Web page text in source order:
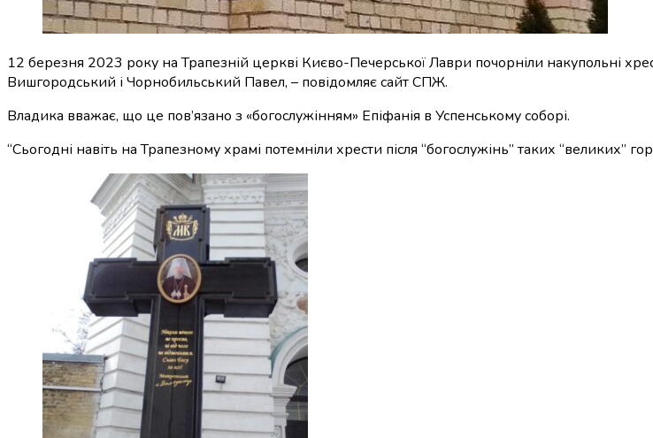
12 березня 2023 року на Трапезній церкві Києво-Печерської Лаври почорніли накупольні
Вишгородський і Чорнобильський Павел, – повідомляє сайт СПЖ.
Владика вважає, що це пов’язано з «богослужінням» Епіфанія в Успенському соборі.
“Сьогодні навіть на Трапезному храмі потемніли хрести після “богослужінь” таких “великих”